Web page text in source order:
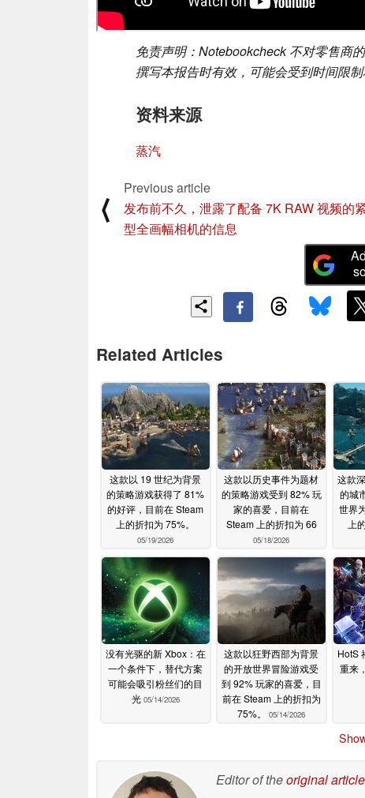
免责声明：Notebookcheck 不对零售商
撰写本报告时有效，可能会受到时间限制
资料来源
蒸汽
⟨
Previous article
发布前不久，泄露了配备 7K RAW 视频的
型全画幅相机的信息
Related Articles
这款以 19 世纪为背景
的策略游戏获得了 81%
的好评，目前在 Steam
上的折扣为 75%。
05/19/2026
这款以历史事件为题材
的策略游戏受到 82% 玩
家的喜爱，目前在
Steam 上的折扣为 66
05/18/2026
这款
的城
世界
上
没有光驱的新 Xbox：在
一个条件下，替代方案
可能会吸引粉丝们的目
光 05/14/2026
这款以狂野西部为背景
的开放世界冒险游戏受
到 92% 玩家的喜爱，目
前在 Steam 上的折扣为
75%。
05/14/2026
HotS
重来
Editor of theoriginal article